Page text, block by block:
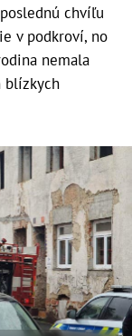
chvíľu
v podkroví, no
nemala
blízkych